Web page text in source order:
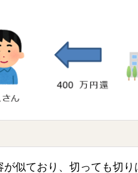
似ており、切っても切り